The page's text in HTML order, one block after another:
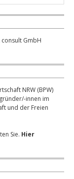
NRW (BPW)
innen im
und der Freien
Sie. Hier